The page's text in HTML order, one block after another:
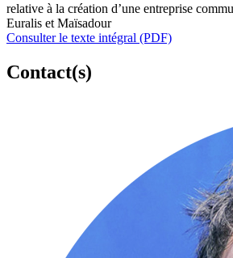
relative à la création d’une entreprise
Euralis et Maïsadour
Consulter le texte intégral (PDF)
Contact(s)